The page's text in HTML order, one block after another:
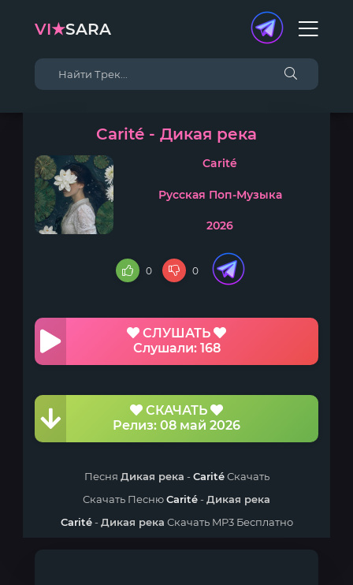
VI★SARA
Carité - Дикая река
Carité
Русская Поп-Музыка
2026
0 0
СЛУШАТЬ
Слушали: 168
СКАЧАТЬ
Релиз: 08 май 2026
Песня Дикая река -CaritéСкачать
Скачать ПеснюCarité-Дикая река
Carité-Дикая река Скачать MP3 Бесплатно